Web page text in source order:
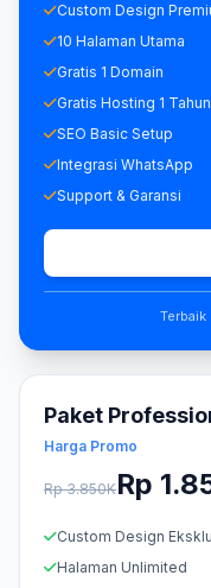
Custom Design
10 Halaman Utama
Gratis 1 Domain
Gratis Hosting 1 Tahun
SEO Basic Setup
Integrasi WhatsApp
Support & Garansi
Terbaik
Paket
Harga Promo
Rp 3.850KRp
Custom Design
Halaman Unlimited